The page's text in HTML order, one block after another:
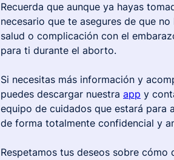
Recuerda que aunque ya hayas
necesario que te asegures de que
salud o complicación con el
para ti durante el aborto.
Si necesitas más información y
puedes descargar nuestra app y
equipo de cuidados que estará para
de forma totalmente confidencial y
Respetamos tus deseos sobre